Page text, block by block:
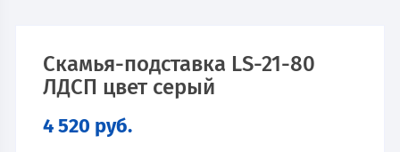
Скамья-подставка LS-21-80
ЛДСП цвет серый
4 520 руб.